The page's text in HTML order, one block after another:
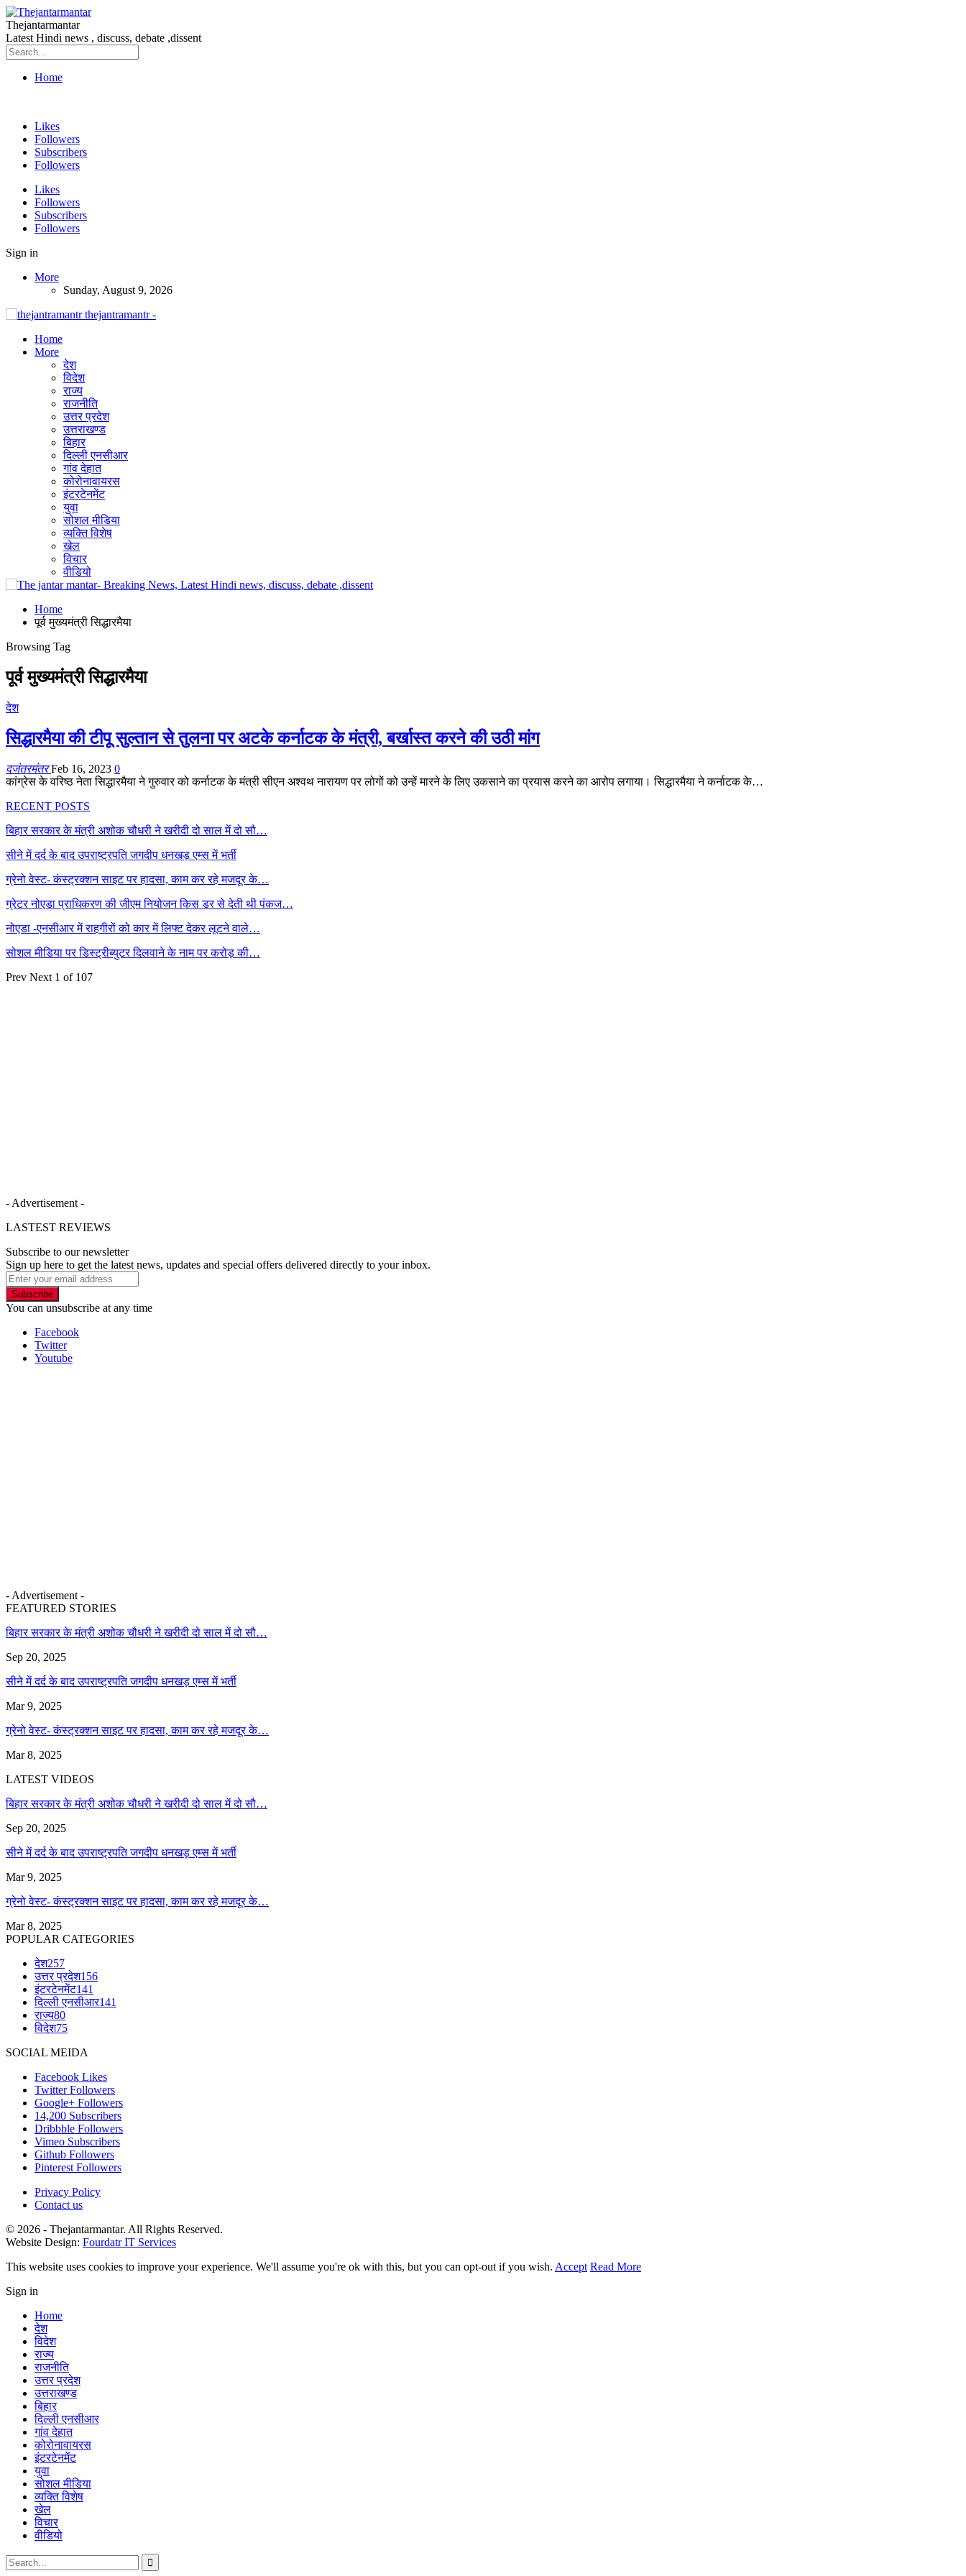
Thejantarmantar
Latest Hindi news , discuss, debate ,dissent
Home
Likes
Followers
Subscribers
Followers
Likes
Followers
Subscribers
Followers
Sign in
More
Sunday, August 9, 2026
thejantramantr -
Home
More
देश
विदेश
राज्य
राजनीति
उत्तर प्रदेश
उत्तराखण्ड
बिहार
दिल्ली एनसीआर
गांव देहात
कोरोनावायरस
इंटरटेनमेंट
युवा
सोशल मीडिया
व्यक्ति विशेष
खेल
विचार
वीडियो
Home
पूर्व मुख्यमंत्री सिद्धारमैया
Browsing Tag
पूर्व मुख्यमंत्री सिद्धारमैया
देश
सिद्धारमैया की टीपू सुल्तान से तुलना पर अटके कर्नाटक के मंत्री, बर्खास्त करने की उठी मांग
दजंतरमंतरFeb 16, 2023 0
कांग्रेस के वरिष्ठ नेता सिद्धारमैया ने गुरुवार को कर्नाटक के मंत्री सीएन अश्वथ नारायण पर लोगों को उन्हें मारने के लिए उकसाने का प्रयास करने का आरोप लगाया। सिद्धारमैया ने कर्नाटक के…
RECENT POSTS
बिहार सरकार के मंत्री अशोक चौधरी ने खरीदी दो साल में दो सौ…
सीने में दर्द के बाद उपराष्ट्रपति जगदीप धनखड़ एम्स में भर्ती
ग्रेनो वेस्ट- कंस्ट्रक्शन साइट पर हादसा, काम कर रहे मजदूर के…
ग्रेटर नोएडा प्राधिकरण की जीएम नियोजन किस डर से देती थी पंकज…
नोएडा -एनसीआर में राहगीरों को कार में लिफ्ट देकर लूटने वाले…
सोशल मीडिया पर डिस्ट्रीब्युटर दिलवाने के नाम पर करोड़ की…
Prev Next 1 of 107
- Advertisement -
LASTEST REVIEWS
Subscribe to our newsletter
Sign up here to get the latest news, updates and special offers delivered directly to your inbox.
Subscribe
You can unsubscribe at any time
Facebook
Twitter
Youtube
- Advertisement -
FEATURED STORIES
बिहार सरकार के मंत्री अशोक चौधरी ने खरीदी दो साल में दो सौ…
Sep 20, 2025
सीने में दर्द के बाद उपराष्ट्रपति जगदीप धनखड़ एम्स में भर्ती
Mar 9, 2025
ग्रेनो वेस्ट- कंस्ट्रक्शन साइट पर हादसा, काम कर रहे मजदूर के…
Mar 8, 2025
LATEST VIDEOS
बिहार सरकार के मंत्री अशोक चौधरी ने खरीदी दो साल में दो सौ…
Sep 20, 2025
सीने में दर्द के बाद उपराष्ट्रपति जगदीप धनखड़ एम्स में भर्ती
Mar 9, 2025
ग्रेनो वेस्ट- कंस्ट्रक्शन साइट पर हादसा, काम कर रहे मजदूर के…
Mar 8, 2025
POPULAR CATEGORIES
देश257
उत्तर प्रदेश156
इंटरटेनमेंट141
दिल्ली एनसीआर141
राज्य80
विदेश75
SOCIAL MEIDA
Facebook Likes
Twitter Followers
Google+ Followers
14,200 Subscribers
Dribbble Followers
Vimeo Subscribers
Github Followers
Pinterest Followers
Privacy Policy
Contact us
© 2026 - Thejantarmantar. All Rights Reserved.
Website Design: Fourdatr IT Services
This website uses cookies to improve your experience. We'll assume you're ok with this, but you can opt-out if you wish. Accept Read More
Sign in
Home
देश
विदेश
राज्य
राजनीति
उत्तर प्रदेश
उत्तराखण्ड
बिहार
दिल्ली एनसीआर
गांव देहात
कोरोनावायरस
इंटरटेनमेंट
युवा
सोशल मीडिया
व्यक्ति विशेष
खेल
विचार
वीडियो